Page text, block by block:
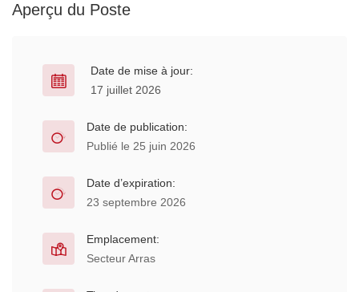
Aperçu du Poste
Date de mise à jour:
17 juillet 2026
Date de publication:
Publié le 25 juin 2026
Date d’expiration:
23 septembre 2026
Emplacement:
Secteur Arras